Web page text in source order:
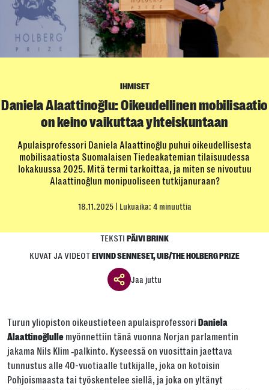
IHMISET
Daniela Alaattinoğlu: Oikeudellinen mobilisaatio
on keino vaikuttaa yhteiskuntaan
Apulaisprofessori Daniela Alaattinoğlu puhui oikeudellisesta
mobilisaatiosta Suomalaisen Tiedeakatemian tilaisuudessa
lokakuussa 2025. Mitä termi tarkoittaa, ja miten se nivoutuu
Alaattinoğlun monipuoliseen tutkijanuraan?
18.11.2025 | Lukuaika: 4 minuuttia
TEKSTI PÄIVI BRINK
KUVAT JA VIDEOTEIVIND SENNESET, UIB/THE HOLBERG PRIZE
Jaa juttu
Jaa tämä linkki seuraavilla tavoilla
Turun yliopiston oikeustieteen apulaisprofessori Daniela
Alaattinoğlulle myönnettiin tänä vuonna Norjan parlamentin
jakama Nils Klim ‑palkinto. Kyseessä on vuosittain jaettava
tunnustus alle 40-vuotiaalle tutkijalle, joka on kotoisin
Pohjoismaasta tai työskentelee siellä, ja joka on yltänyt